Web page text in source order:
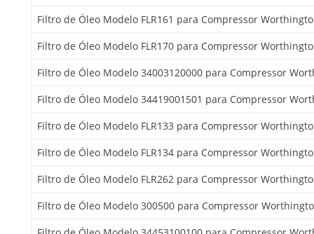
Filtro de Óleo Modelo FLR161 para Compressor
Filtro de Óleo Modelo FLR170 para Compressor
Filtro de Óleo Modelo 34003120000 para Compressor
Filtro de Óleo Modelo 34419001501 para Compressor
Filtro de Óleo Modelo FLR133 para Compressor
Filtro de Óleo Modelo FLR134 para Compressor
Filtro de Óleo Modelo FLR262 para Compressor
Filtro de Óleo Modelo 300500 para Compressor